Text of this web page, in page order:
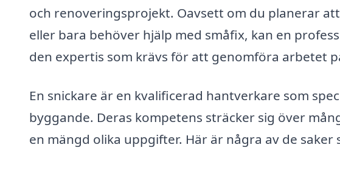
och renoveringsprojekt. Oavsett om du planerar
eller bara behöver hjälp med småfix, kan en
den expertis som krävs för att genomföra arbetet
En snickare är en kvalificerad hantverkare som
byggande. Deras kompetens sträcker sig över
en mängd olika uppgifter. Här är några av de saker